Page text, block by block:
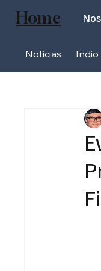
Noticias Indio
Home